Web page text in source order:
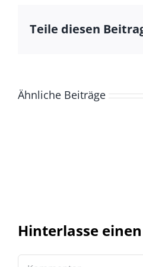
Teile diesen
Ähnliche Beiträge
Hinterlasse
Kommentar